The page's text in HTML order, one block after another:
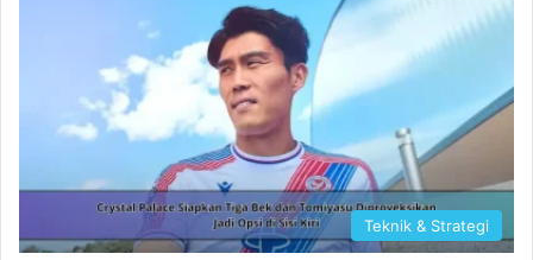
Teknik & Strategi